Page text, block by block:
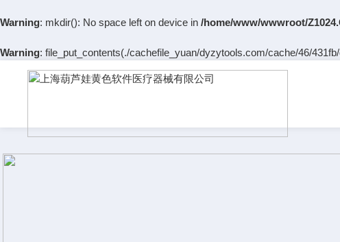
Warning: mkdir(): No space left on device in /home/www/wwwroot/
Warning: file_put_contents(./cachefile_yuan/dyzytools.com/cache/46/